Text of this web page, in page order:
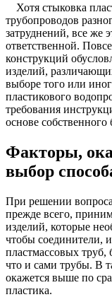
Хотя стыковка
трубопроводов
затруднений, все же
ответственной.
конструкций
изделий,
выборе того или
пластикового
требования
основе собственного
Факторы,
выбор
При решении
прежде всего,
изделий, которые
чтобы соединители,
пластмассовых труб,
что и сами трубы. В
окажется выше по
пластика.